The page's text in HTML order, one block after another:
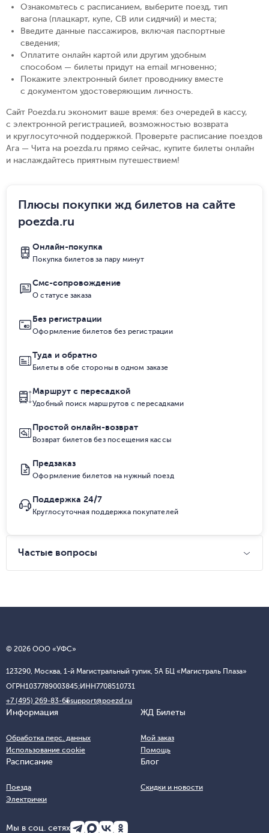
Ознакомьтесь с расписанием, выберите поезд, тип
вагона (плацкарт, купе, СВ или сидячий) и места;
Введите данные пассажиров, включая паспортные
сведения;
Оплатите онлайн картой или другим удобным
способом — билеты придут на email мгновенно;
Покажите электронный билет проводнику вместе
с документом удостоверяющим личность.
Сайт Poezda.ru экономит ваше время: без очередей в кассу,
с электронной регистрацией, возможностью возврата
и круглосуточной поддержкой. Проверьте расписание поездов
Ага — Чита на poezda.ru прямо сейчас, купите билеты онлайн
и наслаждайтесь приятным путешествием!
Плюсы покупки жд билетов на сайте
poezda.ru
Онлайн-покупка
Покупка билетов за пару минут
Смс-сопровождение
О статусе заказа
Без регистрации
Оформление билетов без регистрации
Туда и обратно
Билеты в обе стороны в одном заказе
Маршрут с пересадкой
Удобный поиск маршрутов с пересадками
Простой онлайн-возврат
Возврат билетов без посещения кассы
Предзаказ
Оформление билетов на нужный поезд
Поддержка 24/7
Круглосуточная поддержка покупателей
Частые вопросы
© 2026 ООО «УФС»
123290, Москва, 1-й Магистральный тупик, 5А БЦ «Магистраль Плаза»
ОГРН1037789003845;ИНН7708510731
+7 (495) 269-83-65support@poezd.ru
Информация
Обработка перс. данных
Использование cookie
ЖД Билеты
Мой заказ
Помощь
Расписание
Поезда
Электрички
Блог
Скидки и новости
Мы в соц. сетях